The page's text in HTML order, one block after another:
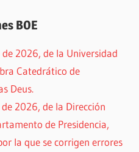
BOE
2026, de la Universidad
Catedrático de
Deus.
2026, de la Dirección
de Presidencia,
la que se corrigen errores